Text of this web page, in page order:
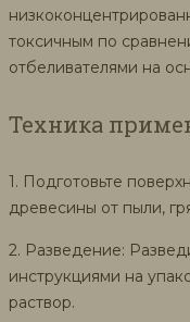
токсичным по
отбеливателями на
Техника
1. Подготовьте
древесины от пыли,
2. Разведение:
инструкциями на
раствор.